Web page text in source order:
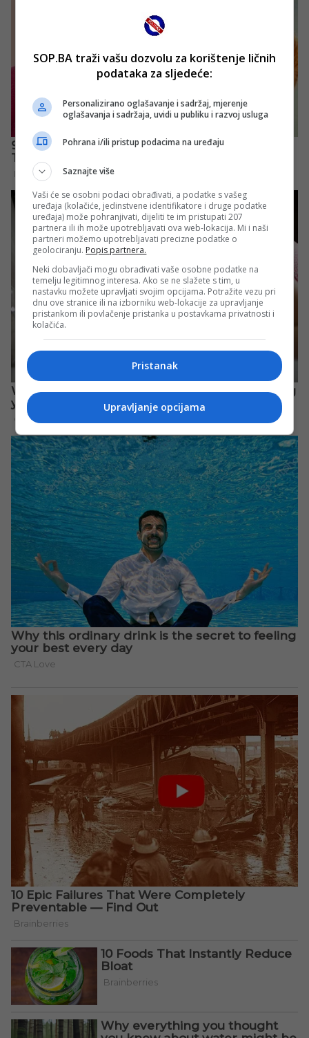
SOP.BA traži vašu dozvolu za korištenje ličnih
podataka za sljedeće:
Personalizirano oglašavanje i sadržaj, mjerenje
oglašavanja i sadržaja, uvidi u publiku i razvoj usluga
Pohrana i/ili pristup podacima na uređaju
Saznajte više
Vaši će se osobni podaci obrađivati, a podatke s vašeg
uređaja (kolačiće, jedinstvene identifikatore i druge podatke
uređaja) može pohranjivati, dijeliti te im pristupati 207
partnera ili ih može upotrebljavati ova web-lokacija. Mi i naši
partneri možemo upotrebljavati precizne podatke o
geolociranju. Popis partnera.
Neki dobavljači mogu obrađivati vaše osobne podatke na
temelju legitimnog interesa. Ako se ne slažete s tim, u
nastavku možete upravljati svojim opcijama. Potražite vezu pri
dnu ove stranice ili na izborniku web-lokacije za upravljanje
pristankom ili povlačenje pristanka u postavkama privatnosti i
kolačića.
Pristanak
Upravljanje opcijama